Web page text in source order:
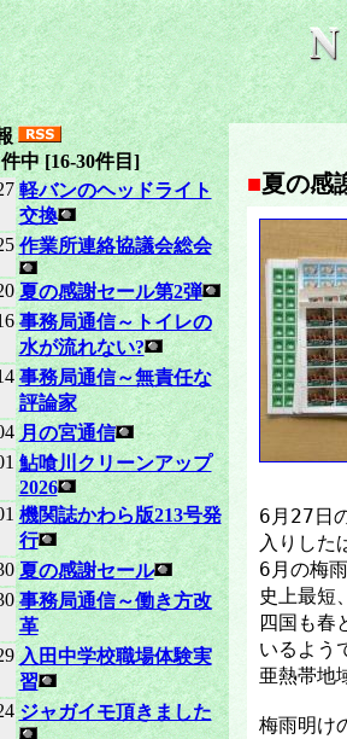
中 [16-30件目]
軽バンのヘッドライト
交換
作業所連絡協議会総会
夏の感謝セール第2弾
事務局通信～トイレの
水が流れない?
事務局通信～無責任な
評論家
月の宮通信
鮎喰川クリーンアップ
2026
機関誌かわら版213号発
行
夏の感謝セール
事務局通信～働き方改
革
入田中学校職場体験実
習
ジャガイモ頂きました
■夏の感
6月27日
入りした
6月の梅
史上最短
四国も春
いるよう
亜熱帯地
梅雨明け